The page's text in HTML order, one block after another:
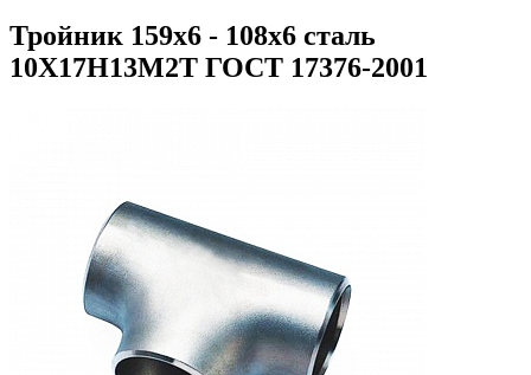
Тройник 159х6 - 108х6 сталь
10Х17Н13М2Т ГОСТ 17376-2001